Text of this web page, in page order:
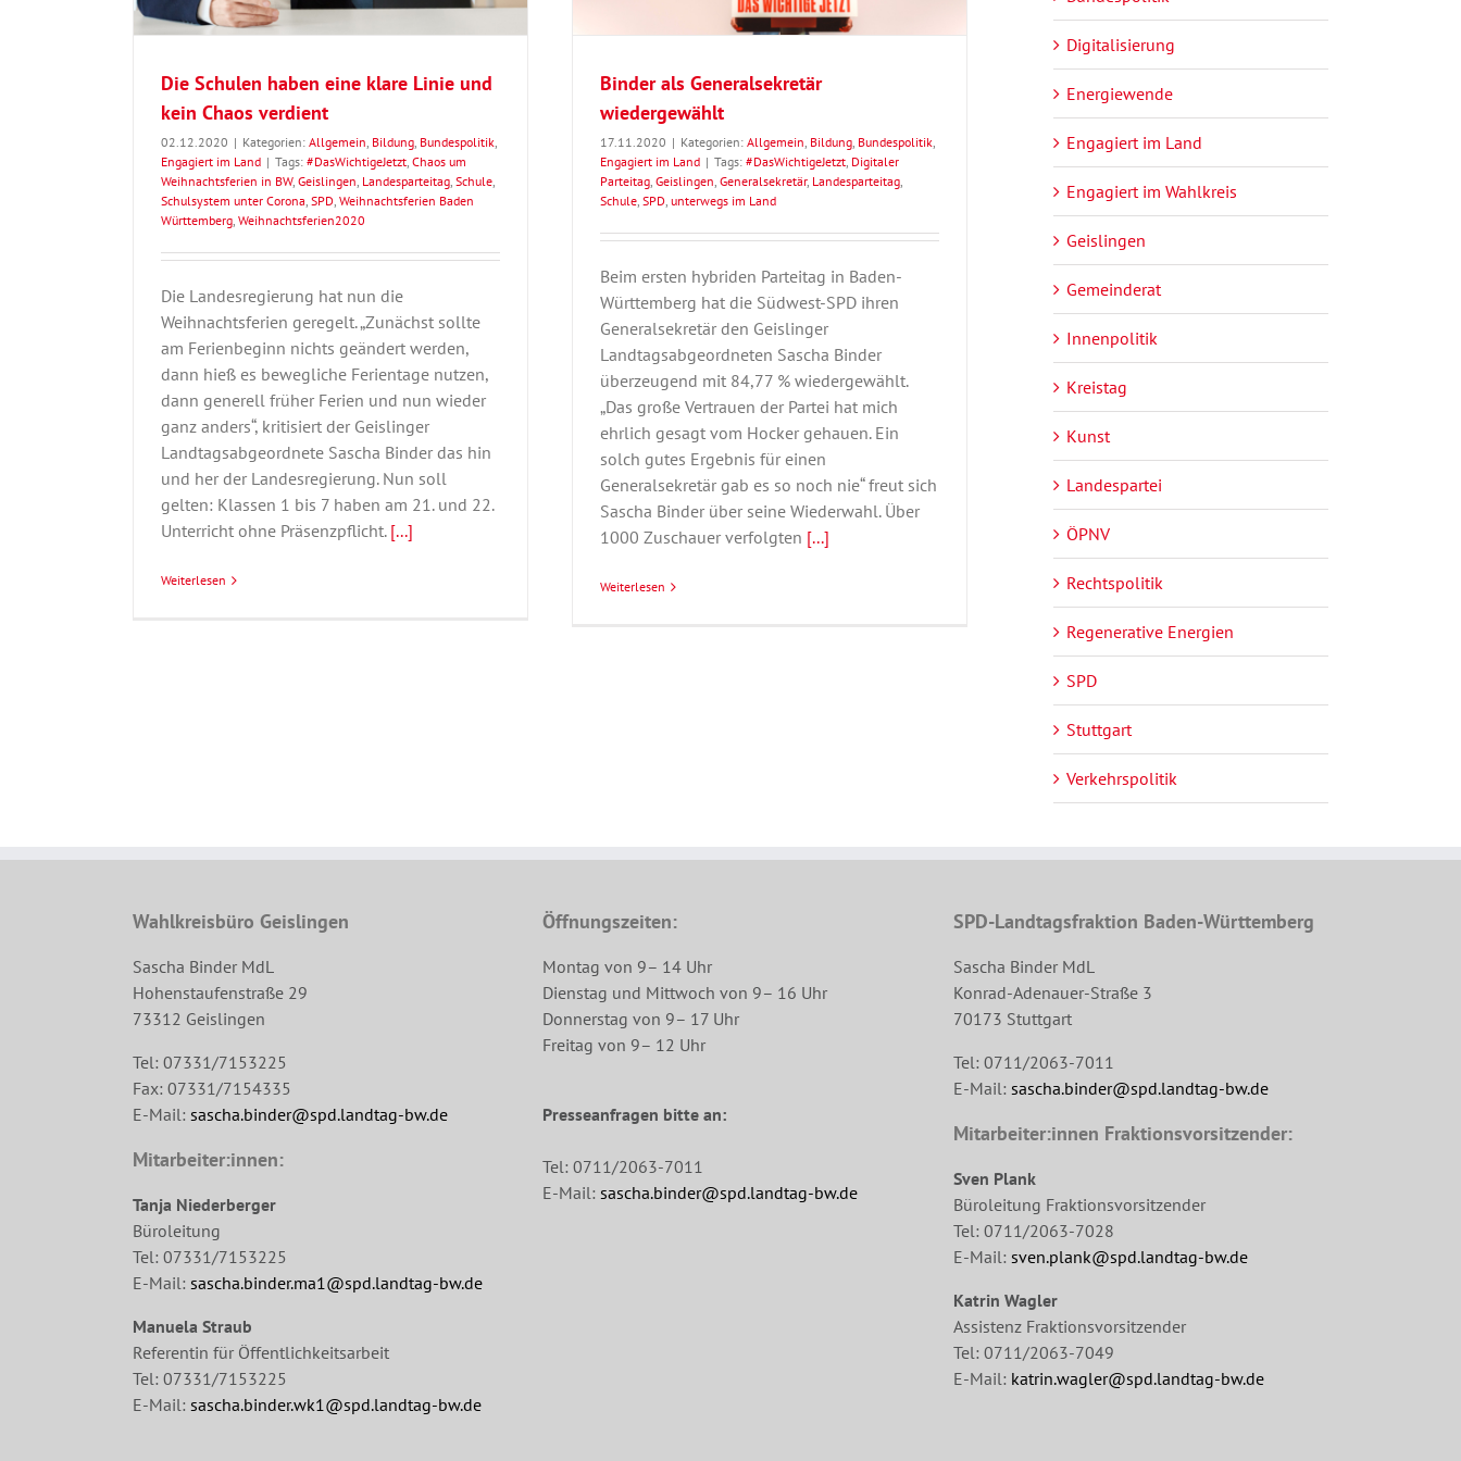
Die Schulen haben eine klare Linie und
kein Chaos verdient
02.12.2020 | Kategorien: Allgemein, Bildung, Bundespolitik,
Engagiert im Land | Tags: #DasWichtigeJetzt, Chaos um
Weihnachtsferien in BW, Geislingen, Landesparteitag, Schule,
Schulsystem unter Corona, SPD, Weihnachtsferien Baden
Württemberg, Weihnachtsferien2020
Die Landesregierung hat nun die
Weihnachtsferien geregelt. „Zunächst sollte
am Ferienbeginn nichts geändert werden,
dann hieß es bewegliche Ferientage nutzen,
dann generell früher Ferien und nun wieder
ganz anders“, kritisiert der Geislinger
Landtagsabgeordnete Sascha Binder das hin
und her der Landesregierung. Nun soll
gelten: Klassen 1 bis 7 haben am 21. und 22.
Unterricht ohne Präsenzpflicht. [...]
Weiterlesen
Binder als Generalsekretär
wiedergewählt
17.11.2020 | Kategorien: Allgemein, Bildung, Bundespolitik,
Engagiert im Land | Tags: #DasWichtigeJetzt, Digitaler
Parteitag, Geislingen, Generalsekretär, Landesparteitag,
Schule, SPD, unterwegs im Land
Beim ersten hybriden Parteitag in Baden-
Württemberg hat die Südwest-SPD ihren
Generalsekretär den Geislinger
Landtagsabgeordneten Sascha Binder
überzeugend mit 84,77 % wiedergewählt.
„Das große Vertrauen der Partei hat mich
ehrlich gesagt vom Hocker gehauen. Ein
solch gutes Ergebnis für einen
Generalsekretär gab es so noch nie“ freut sich
Sascha Binder über seine Wiederwahl. Über
1000 Zuschauer verfolgten [...]
Weiterlesen
Digitalisierung
Energiewende
Engagiert im Land
Engagiert im Wahlkreis
Geislingen
Gemeinderat
Innenpolitik
Kreistag
Kunst
Landespartei
ÖPNV
Rechtspolitik
Regenerative Energien
SPD
Stuttgart
Verkehrspolitik
Wahlkreisbüro Geislingen
Sascha Binder MdL
Hohenstaufenstraße 29
73312 Geislingen
Tel: 07331/7153225
Fax: 07331/7154335
E-Mail: sascha.binder@spd.landtag-bw.de
Mitarbeiter:innen:
Tanja Niederberger
Büroleitung
Tel: 07331/7153225
E-Mail: sascha.binder.ma1@spd.landtag-bw.de
Manuela Straub
Referentin für Öffentlichkeitsarbeit
Tel: 07331/7153225
E-Mail: sascha.binder.wk1@spd.landtag-bw.de
Öffnungszeiten:
Montag von 9– 14 Uhr
Dienstag und Mittwoch von 9– 16 Uhr
Donnerstag von 9– 17 Uhr
Freitag von 9– 12 Uhr
Presseanfragen bitte an:
Tel: 0711/2063-7011
E-Mail:sascha.binder@spd.landtag-bw.de
SPD-Landtagsfraktion Baden-Württemberg
Sascha Binder MdL
Konrad-Adenauer-Straße 3
70173 Stuttgart
Tel: 0711/2063-7011
E-Mail: sascha.binder@spd.landtag-bw.de
Mitarbeiter:innen Fraktionsvorsitzender:
Sven Plank
Büroleitung Fraktionsvorsitzender
Tel: 0711/2063-7028
E-Mail: sven.plank@spd.landtag-bw.de
Katrin Wagler
Assistenz Fraktionsvorsitzender
Tel: 0711/2063-7049
E-Mail: katrin.wagler@spd.landtag-bw.de